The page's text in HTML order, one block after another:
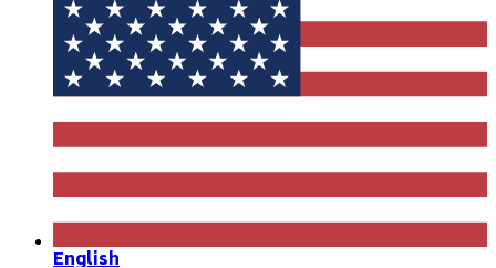
English